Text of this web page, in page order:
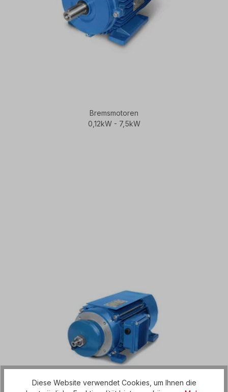
Bremsmotoren
0,12kW - 7,5kW
Diese Website verwendet Cookies, um Ihnen die